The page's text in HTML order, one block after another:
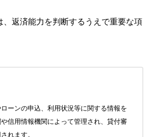
、返済能力を判断するうえで重要な項
ーンの申込、利用状況等に関する情報を
信用情報機関によって管理され、貸付審
れます。